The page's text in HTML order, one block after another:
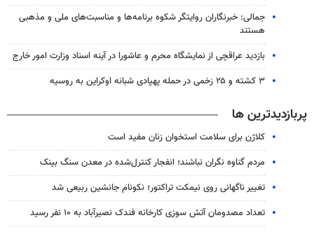
جمالی: خبرنگاران روایتگر شکوه برنامه‌ها و مناسبت‌های ملی و مذهبی
هستند
بازدید عراقچی از نمایشگاه محرم و عاشورا در آینه اسناد وزارت امور خارج
۳ کشته و ۲۵ زخمی در حمله پهپادی شبانه اوکراین به روسیه
پربازدیدترین ها
کلاژن برای سلامت استخوان زنان مفید است
مردم گناوه نگران نباشند؛ انفجار کنترل‌شده در معدن سنگ بینک
تغییر ناگهانی روی نیمکت تراکتور؛ نکونام جانشین ربیعی شد
تعداد مصدومان آتش سوزی کارخانه فندک نصیرآباد به ۱۰ نفر رسید